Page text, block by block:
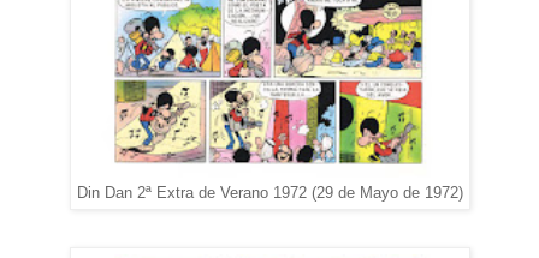
Din Dan 2ª Extra de Verano 1972 (29 de Mayo de 1972)